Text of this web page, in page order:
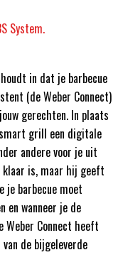
System.
in dat je barbecue
(de Weber Connect)
gerechten. In plaats
grill een digitale
andere voor je uit
is, maar hij geeft
je barbecue moet
en wanneer je de
Connect heeft
de bijgeleverde